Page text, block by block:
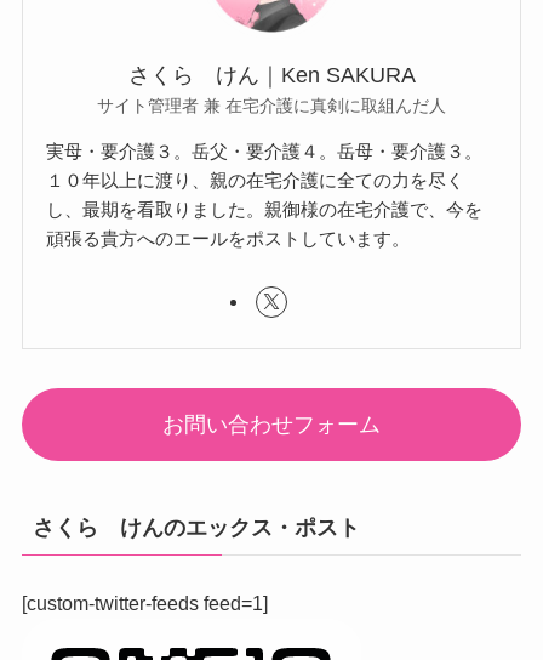
さくら けん｜Ken SAKURA
サイト管理者 兼 在宅介護に真剣に取組んだ人
実母・要介護３。岳父・要介護４。岳母・要介護３。
１０年以上に渡り、親の在宅介護に全ての力を尽く
し、最期を看取りました。親御様の在宅介護で、今を
頑張る貴方へのエールをポストしています。
お問い合わせフォーム
さくら けんのエックス・ポスト
[custom-twitter-feeds feed=1]